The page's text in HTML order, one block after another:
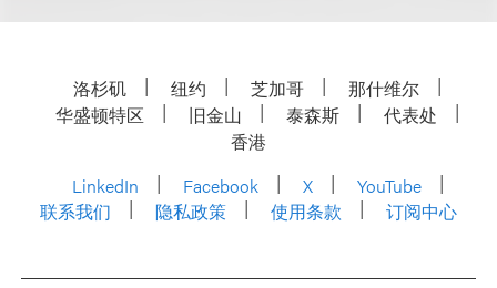
洛杉矶 纽约 芝加哥
那什维尔
华盛顿特区
旧金山 泰森斯
代表处
香港
LinkedIn
Facebook X
YouTube
联系我们
隐私政策 使用条款 订阅中心